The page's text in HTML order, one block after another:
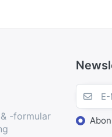
m...
-formular